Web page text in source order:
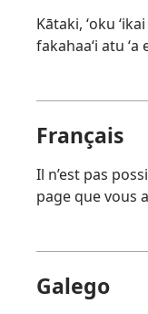
Kātaki, ʻoku
fakahaaʻi atu ʻa
Français
Il n’est pas
page que vous
Galego